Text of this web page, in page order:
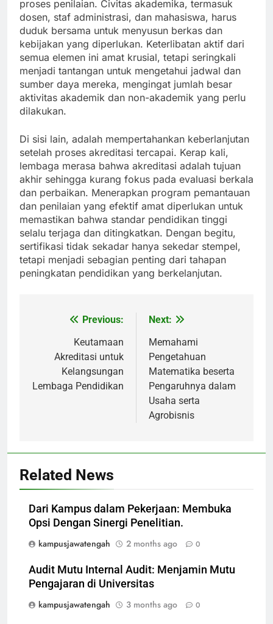
proses penilaian. Civitas akademika, termasuk
dosen, staf administrasi, dan mahasiswa, harus
duduk bersama untuk menyusun berkas dan
kebijakan yang diperlukan. Keterlibatan aktif dari
semua elemen ini amat krusial, tetapi seringkali
menjadi tantangan untuk mengetahui jadwal dan
sumber daya mereka, mengingat jumlah besar
aktivitas akademik dan non-akademik yang perlu
dilakukan.
Di sisi lain, adalah mempertahankan keberlanjutan
setelah proses akreditasi tercapai. Kerap kali,
lembaga merasa bahwa akreditasi adalah tujuan
akhir sehingga kurang fokus pada evaluasi berkala
dan perbaikan. Menerapkan program pemantauan
dan penilaian yang efektif amat diperlukan untuk
memastikan bahwa standar pendidikan tinggi
selalu terjaga dan ditingkatkan. Dengan begitu,
sertifikasi tidak sekadar hanya sekedar stempel,
tetapi menjadi sebagian penting dari tahapan
peningkatan pendidikan yang berkelanjutan.
navigation
Previous:
Keutamaan
Akreditasi untuk
Kelangsungan
Lembaga Pendidikan
Next:
Memahami
Pengetahuan
Matematika beserta
Pengaruhnya dalam
Usaha serta
Agrobisnis
Related News
Dari Kampus dalam Pekerjaan: Membuka
Opsi Dengan Sinergi Penelitian.
kampusjawatengah
2 months ago 0
Audit Mutu Internal Audit: Menjamin Mutu
Pengajaran di Universitas
kampusjawatengah
3 months ago 0